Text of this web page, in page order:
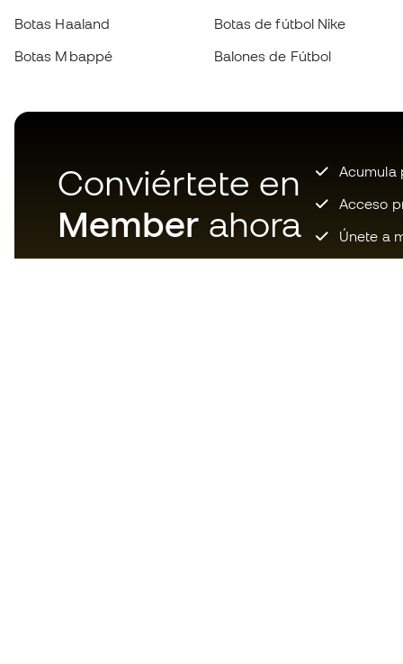
Botas Haaland
Botas Mbappé
Botas de fútbol Nike
Balones de Fútbol
Conviértete en
Member ahora
Acumula
Acceso
Únete a